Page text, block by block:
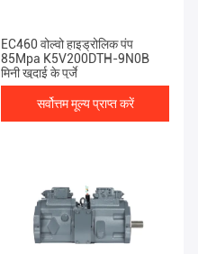
EC460 वोल्वो हाइड्रोलिक पंप
85Mpa K5V200DTH-9N0B
मिनी खुदाई के पुर्जे
सर्वोत्तम मूल्य प्राप्त करें